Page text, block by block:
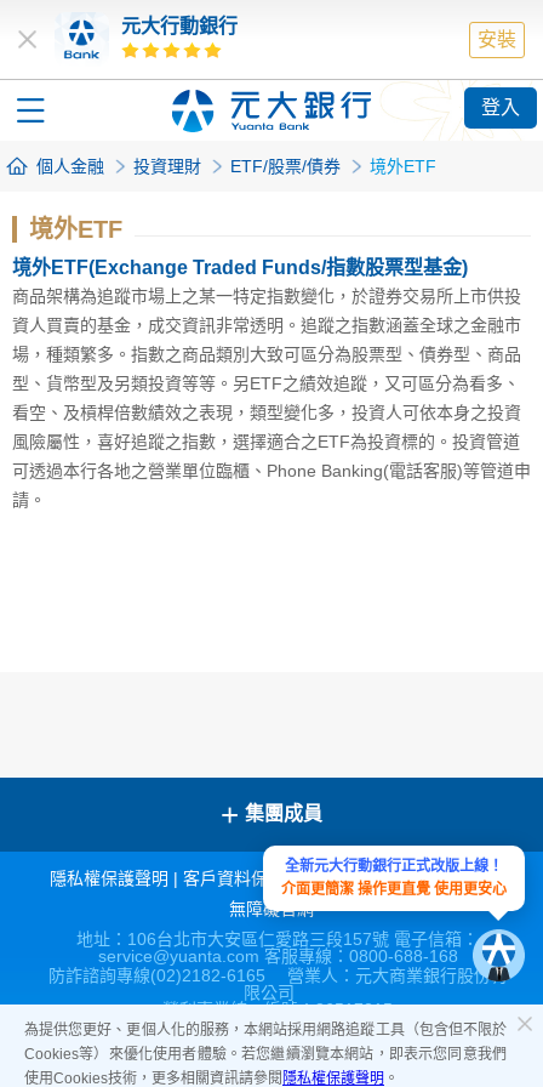
為提供您更好、更個人化的服務，本網站採用網路追蹤工具（包含但不限於
Cookies等）來優化使用者體驗。若您繼續瀏覽本網站，即表示您同意我們
使用Cookies技術，更多相關資訊請參閱 隱私權保護聲明 。
元大行動銀行
安裝
登入
個人金融 投資理財 ETF/股票/債券 境外ETF
境外ETF
境外ETF(Exchange Traded Funds/指數股票型基金)
商品架構為追蹤市場上之某一特定指數變化，於證券交易所上市供投
資人買賣的基金，成交資訊非常透明。追蹤之指數涵蓋全球之金融市
場，種類繁多。指數之商品類別大致可區分為股票型、債券型、商品
型、貨幣型及另類投資等等。另ETF之績效追蹤，又可區分為看多、
看空、及槓桿倍數績效之表現，類型變化多，投資人可依本身之投資
風險屬性，喜好追蹤之指數，選擇適合之ETF為投資標的。投資管道
可透過本行各地之營業單位臨櫃、Phone Banking(電話客服)等管道申
請。
+ 集團成員
隱私權保護聲明 | 客戶資料保密措施|宣導連結|網站導覽|
無障礙官網
地址：106台北市大安區仁愛路三段157號 電子信箱：
service@yuanta.com 客服專線：0800-688-168
防詐諮詢專線(02)2182-6165 營業人：元大商業銀行股份有
限公司
營利事業統一編號：86517315
全新元大行動銀行正式改版上線！
介面更簡潔 操作更直覺 使用更安心